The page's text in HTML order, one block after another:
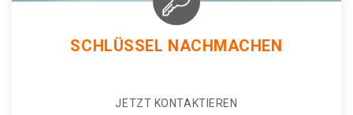
SCHLÜSSEL NACHMACHEN
JETZT KONTAKTIEREN